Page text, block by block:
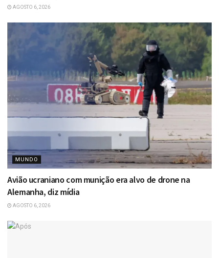
AGOSTO 6, 2026
MUNDO
Avião ucraniano com munição era alvo de drone na
Alemanha, diz mídia
AGOSTO 6, 2026